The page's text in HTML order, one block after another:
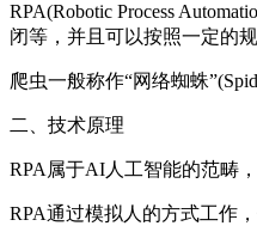
RPA(Robotic Process
闭等，并且可以按照一定的
爬虫一般称作“网络蜘蛛
二、技术原理
RPA属于AI人工智能的范畴
RPA通过模拟人的方式工作